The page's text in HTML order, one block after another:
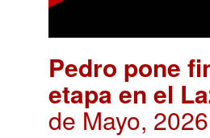
Pedro pone
etapa en el
de Mayo,